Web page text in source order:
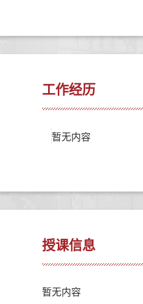
工作经历
暂无内容
授课信息
暂无内容